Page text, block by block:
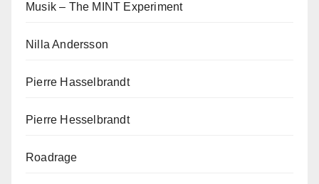
Musik – The MINT Experiment
Nilla Andersson
Pierre Hasselbrandt
Pierre Hesselbrandt
Roadrage